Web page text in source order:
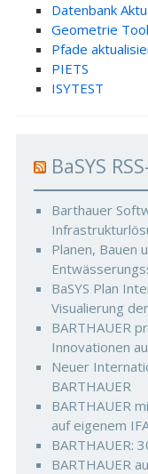
Datenbank
Geometrie
Pfade
PIETS
ISYTEST
BaSYS
Barthauer
Planen, Bauen
BaSYS Plan
Visualierung
BARTHAUER
Innovationen
Neuer
BARTHAUER
BARTHAUER
auf eigenem
BARTHAUER:
BARTHAUER